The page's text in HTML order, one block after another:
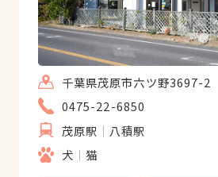
千葉県茂原市六ツ野3697-2
0475-22-6850
茂原駅
八積駅
犬
猫